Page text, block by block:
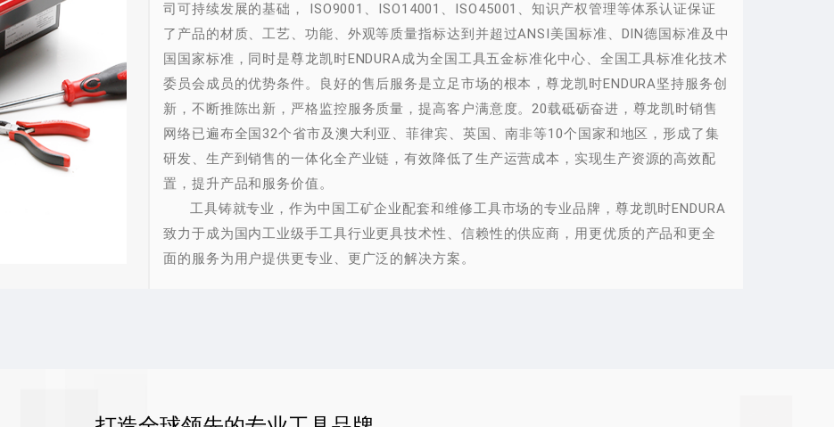
司可持续发展的基础， ISO9001、ISO14001、ISO45001、知识产权管理等体系认证保证
了产品的材质、工艺、功能、外观等质量指标达到并超过ANSI美国标准、DIN德国标准及中
国国家标准，同时是尊龙凯时ENDURA成为全国工具五金标准化中心、全国工具标准化技术
委员会成员的优势条件。良好的售后服务是立足市场的根本，尊龙凯时ENDURA坚持服务创
新，不断推陈出新，严格监控服务质量，提高客户满意度。20载砥砺奋进，尊龙凯时销售
网络已遍布全国32个省市及澳大利亚、菲律宾、英国、南非等10个国家和地区，形成了集
研发、生产到销售的一体化全产业链，有效降低了生产运营成本，实现生产资源的高效配
置，提升产品和服务价值。
工具铸就专业，作为中国工矿企业配套和维修工具市场的专业品牌，尊龙凯时ENDURA
致力于成为国内工业级手工具行业更具技术性、信赖性的供应商，用更优质的产品和更全
面的服务为用户提供更专业、更广泛的解决方案。